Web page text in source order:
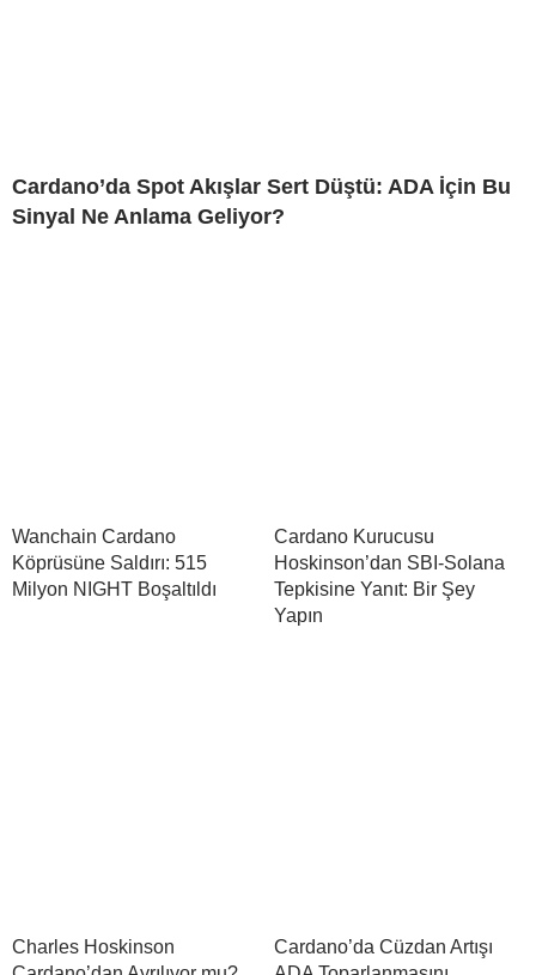
Cardano’da Spot Akışlar Sert Düştü: ADA İçin Bu
Sinyal Ne Anlama Geliyor?
Wanchain Cardano
Köprüsüne Saldırı: 515
Milyon NIGHT Boşaltıldı
Cardano Kurucusu
Hoskinson’dan SBI-Solana
Tepkisine Yanıt: Bir Şey
Yapın
Charles Hoskinson
Cardano’da Cüzdan Artışı